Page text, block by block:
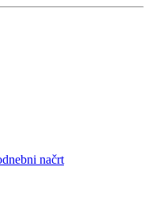
načrt